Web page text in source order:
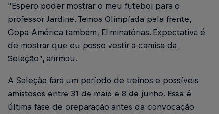
“Espero poder mostrar o meu futebol para o
professor Jardine. Temos Olimpíada pela frente,
Copa América também, Eliminatórias. Expectativa é
de mostrar que eu posso vestir a camisa da
Seleção”, afirmou.
A Seleção fará um período de treinos e possíveis
amistosos entre 31 de maio e 8 de junho. Essa é
última fase de preparação antes da convocação